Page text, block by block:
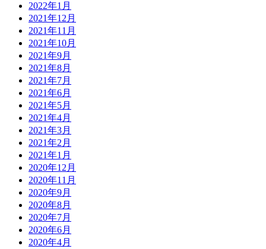
2022年1月
2021年12月
2021年11月
2021年10月
2021年9月
2021年8月
2021年7月
2021年6月
2021年5月
2021年4月
2021年3月
2021年2月
2021年1月
2020年12月
2020年11月
2020年9月
2020年8月
2020年7月
2020年6月
2020年4月